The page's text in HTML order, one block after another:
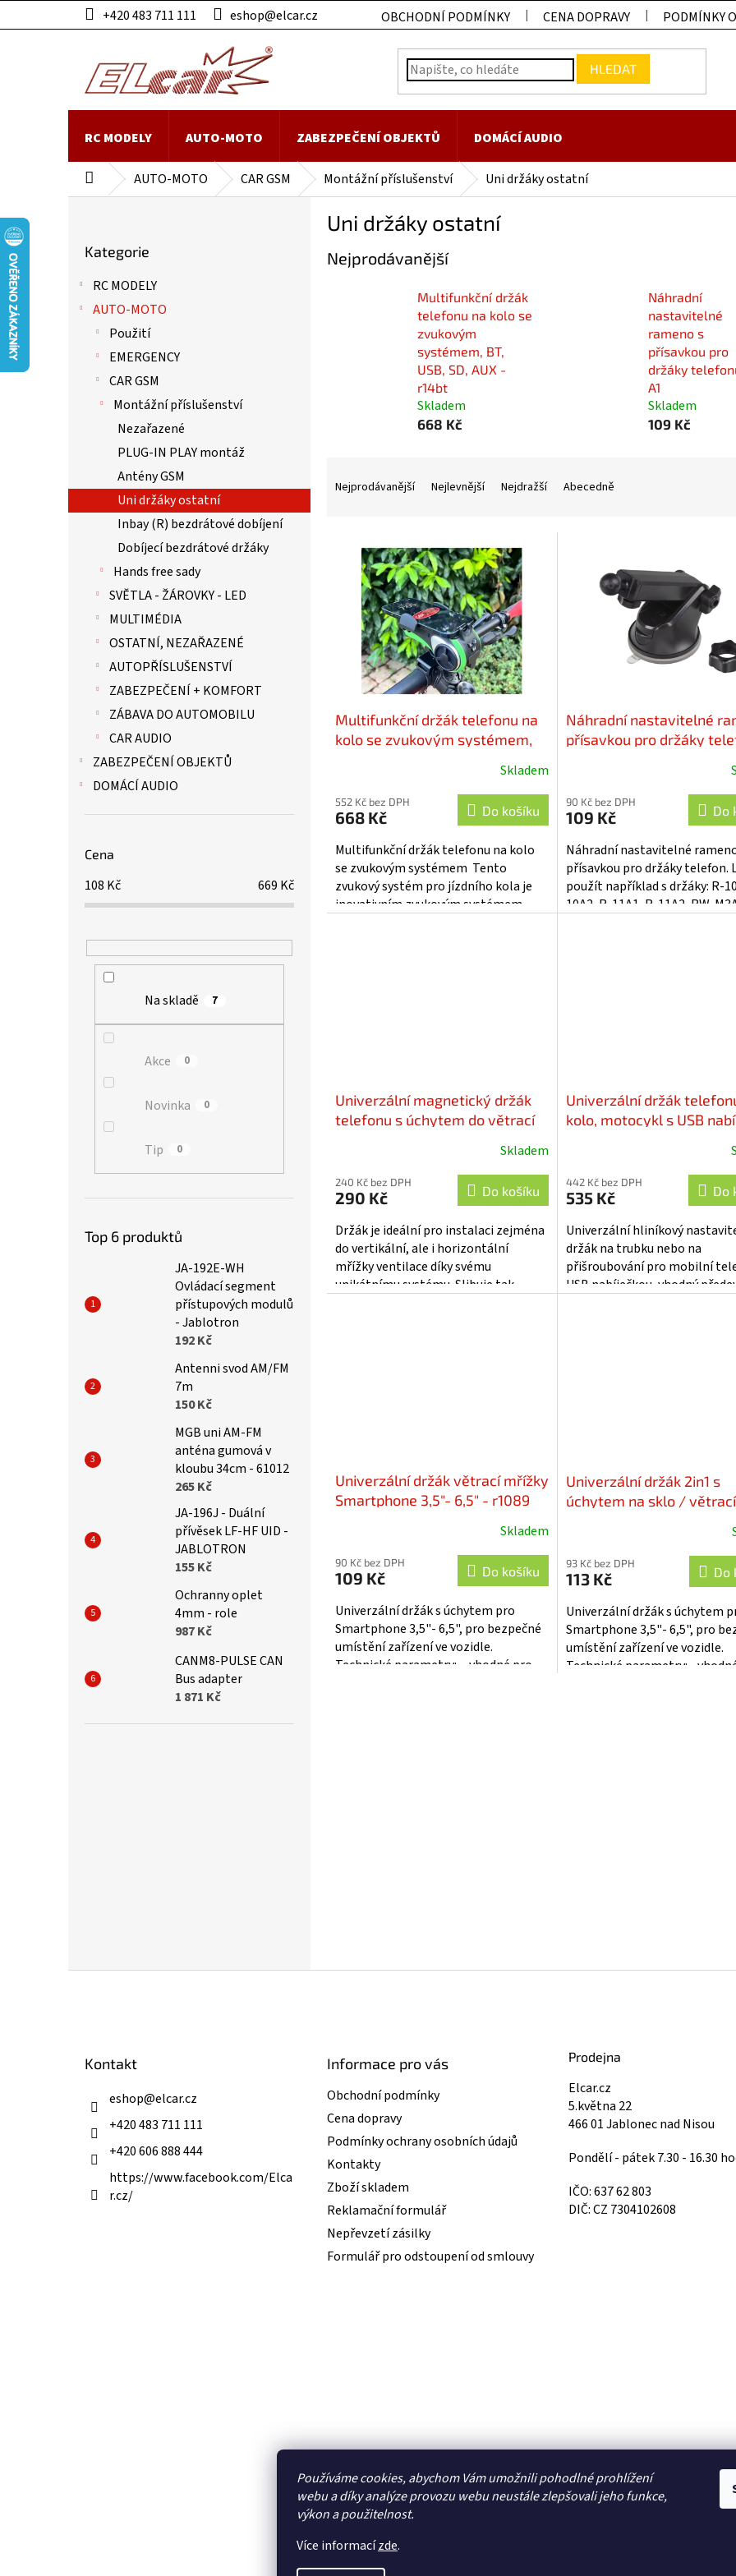
Používáme cookies, abychom Vám umožnili pohodlné prohlížení
webu a díky analýze provozu webu neustále zlepšovali jeho funkce,
výkon a použitelnost.
Více informacízde.
na
+420 483 711 111 eshop@elcar.cz OBCHODNÍ PODMÍNKY CENA DOPRAVY PODMÍNKY
HLEDAT
RC MODELY AUTO-MOTO ZABEZPEČENÍ OBJEKTŮ DOMÁCÍ AUDIO
Domů AUTO-MOTO CAR GSM Montážní příslušenství Uni držáky ostatní
kategorie
Kategorie
RC MODELY
AUTO-MOTO
Použití
EMERGENCY
CAR GSM
Montážní příslušenství
Nezařazené
PLUG-IN PLAY montáž
Antény GSM
Uni držáky ostatní
Inbay (R) bezdrátové dobíjení
Dobíjecí bezdrátové držáky
Hands free sady
SVĚTLA - ŽÁROVKY - LED
MULTIMÉDIA
OSTATNÍ, NEZAŘAZENÉ
AUTOPŘÍSLUŠENSTVÍ
ZABEZPEČENÍ + KOMFORT
ZÁBAVA DO AUTOMOBILU
CAR AUDIO
ZABEZPEČENÍ OBJEKTŮ
DOMÁCÍ AUDIO
Cena
108 Kč 669 Kč
Na skladě 7
Akce 0
Novinka 0
Tip 0
Top 6 produktů
JA-192E-WH
Ovládací segment
přístupových modulů
- Jablotron
192 Kč
Antenni svod AM/FM
7m
150 Kč
MGB uni AM-FM
anténa gumová v
kloubu 34cm - 61012
265 Kč
JA-196J - Duální
přívěsek LF-HF UID -
JABLOTRON
155 Kč
Ochranny oplet
4mm - role
987 Kč
CANM8-PULSE CAN
Bus adapter
1 871 Kč
Uni držáky ostatní
Nejprodávanější
Multifunkční držák
telefonu na kolo se
zvukovým
systémem, BT,
USB, SD, AUX -
r14bt
Skladem
668 Kč
Náhradní
nastavitelné
rameno s
přísavkou pro
držáky
A1
Skladem
109 Kč
Nejprodávanější Nejlevnější Nejdražší Abecedně
Multifunkční držák telefonu na
kolo se zvukovým systémem,
Skladem
552 Kč bez DPH
668 Kč Do košíku
Multifunkční držák telefonu na kolo
se zvukovým systémem Tento
zvukový systém pro jízdního kola je
inovativním zvukovým systémem,
Náhradní nastavitelné
přísavkou pro držáky
90 Kč bez DPH
109 Kč Do
Náhradní nastavitelné
přísavkou pro držáky telefon.
použít například s držáky: R-
10A2, R-11A1, R-11A2, RW-
Univerzální magnetický držák
telefonu s úchytem do větrací
Skladem
240 Kč bez DPH
290 Kč Do košíku
Držák je ideální pro instalaci zejména
do vertikální, ale i horizontální
mřížky ventilace díky svému
unikátnímu systému. Slibuje tak
Univerzální držák
kolo, motocykl s USB
442 Kč bez DPH
535 Kč Do
Univerzální hliníkový
držák na trubku nebo na
přišroubování pro mobilní
USB nabíječkou, vhodný
Univerzální držák větrací mřížky
Smartphone 3,5"- 6,5" - r1089
Skladem
90 Kč bez DPH
109 Kč Do košíku
Univerzální držák s úchytem pro
Smartphone 3,5"- 6,5", pro bezpečné
umístění zařízení ve vozidle.
Technické parametry: • vhodné pro
Univerzální držák 2in1 s
úchytem na sklo / větrací
93 Kč bez DPH
113 Kč Do
Univerzální držák s úchytem
Smartphone 3,5"- 6,5", pro
umístění zařízení ve vozidle.
Technické parametry: •
u
Kontakt
eshop@elcar.cz
+420 483 711 111
+420 606 888 444
https://www.facebook.com/Elca
r.cz/
Informace pro vás
Obchodní podmínky
Cena dopravy
Podmínky ochrany osobních údajů
Kontakty
Zboží skladem
Reklamační formulář
Nepřevzetí zásilky
Formulář pro odstoupení od smlouvy
Prodejna
Elcar.cz
5.května 22
466 01 Jablonec nad Nisou
Pondělí - pátek 7.30 - 16.30
IČO: 637 62 803
DIČ: CZ 7304102608